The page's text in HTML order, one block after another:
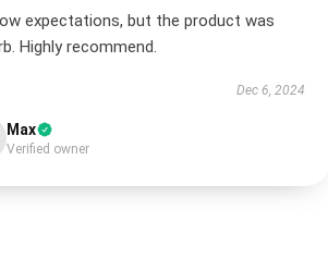
expectations, but the product was
Highly recommend.
Dec 6, 2024
Max
Verified owner